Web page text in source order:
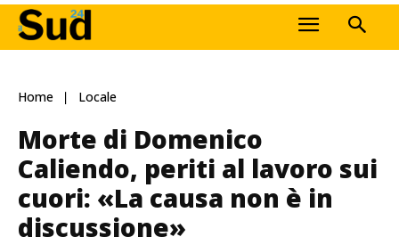
Home Locale
Morte di Domenico
Caliendo, periti al lavoro sui
cuori: «La causa non è in
discussione»